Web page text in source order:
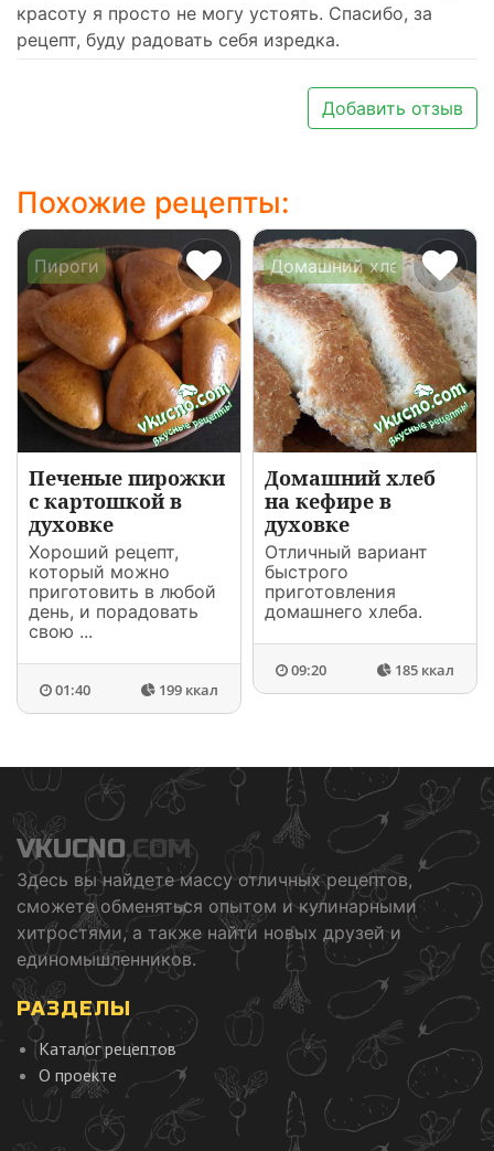
красоту я просто не могу устоять. Спасибо, за
рецепт, буду радовать себя изредка.
Добавить отзыв
Похожие рецепты:
Пироги
Печеные пирожки
с картошкой в
духовке
Хороший рецепт,
который можно
приготовить в любой
день, и порадовать
свою ...
01:40 199 ккал
Домашний хлеб
Домашний хлеб
на кефире в
духовке
Отличный вариант
быстрого
приготовления
домашнего хлеба.
09:20 185 ккал
VKUCNO.COM
Здесь вы найдете массу отличных рецептов,
сможете обменяться опытом и кулинарными
хитростями, а также найти новых друзей и
единомышленников.
РАЗДЕЛЫ
Каталог рецептов
О проекте